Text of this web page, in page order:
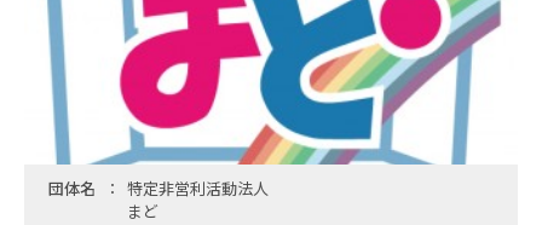
団体名
特定非営利活動法人
まど